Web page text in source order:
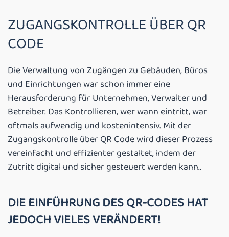
ZUGANGSKONTROLLE ÜBER QR
CODE
Die Verwaltung von Zugängen zu Gebäuden, Büros
und Einrichtungen war schon immer eine
Herausforderung für Unternehmen, Verwalter und
Betreiber. Das Kontrollieren, wer wann eintritt, war
oftmals aufwendig und kostenintensiv. Mit der
Zugangskontrolle über QR Code wird dieser Prozess
vereinfacht und effizienter gestaltet, indem der
Zutritt digital und sicher gesteuert werden kann..
DIE EINFÜHRUNG DES QR-CODES HAT
JEDOCH VIELES VERÄNDERT!